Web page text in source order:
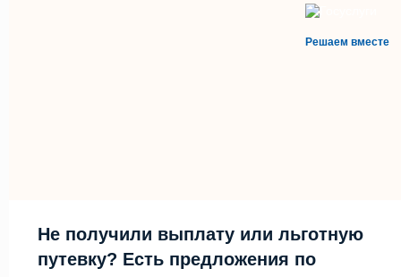
Решаем вместе
Не получили выплату или льготную
путевку? Есть предложения по